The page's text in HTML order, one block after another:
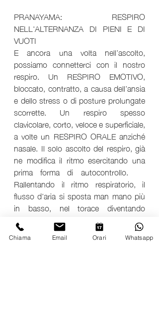
PRANAYAMA: RESPIRO
NELL'ALTERNANZA DI PIENI E DI
VUOTI
E ancora una volta nell’ascolto,
possiamo connetterci con il nostro
respiro. Un RESPIRO EMOTIVO,
bloccato, contratto, a causa dell’ansia
e dello stress o di posture prolungate
scorrette. Un respiro spesso
clavicolare, corto, veloce e superficiale,
a volte un RESPIRO ORALE anziché
nasale. Il solo ascolto del respiro, già
ne modifica il ritmo esercitando una
prima forma di autocontrollo.
Rallentando il ritmo respiratorio, il
flusso d’aria si sposta man mano più
in basso, nel torace diventando
RESPIRO VOLONTARIO,
consapevole, da sforzo e così la
coscienza inizia ad espandersi
Chiama Email Orari Whatsapp